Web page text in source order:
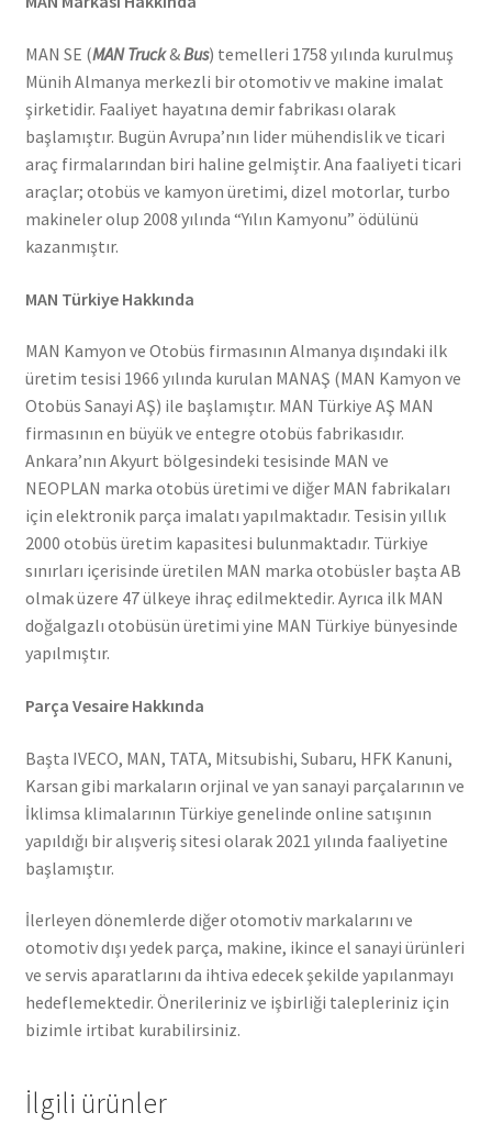
MAN SE (MAN Truck&Bus) temelleri 1758 yılında kurulmuş
Münih Almanya merkezli bir otomotiv ve makine imalat
şirketidir. Faaliyet hayatına demir fabrikası olarak
başlamıştır. Bugün Avrupa’nın lider mühendislik ve ticari
araç firmalarından biri haline gelmiştir. Ana faaliyeti ticari
araçlar; otobüs ve kamyon üretimi, dizel motorlar, turbo
makineler olup 2008 yılında “Yılın Kamyonu” ödülünü
kazanmıştır.
MAN Türkiye Hakkında
MAN Kamyon ve Otobüs firmasının Almanya dışındaki ilk
üretim tesisi 1966 yılında kurulan MANAŞ (MAN Kamyon ve
Otobüs Sanayi AŞ) ile başlamıştır. MAN Türkiye AŞ MAN
firmasının en büyük ve entegre otobüs fabrikasıdır.
Ankara’nın Akyurt bölgesindeki tesisinde MAN ve
NEOPLAN marka otobüs üretimi ve diğer MAN fabrikaları
için elektronik parça imalatı yapılmaktadır. Tesisin yıllık
2000 otobüs üretim kapasitesi bulunmaktadır. Türkiye
sınırları içerisinde üretilen MAN marka otobüsler başta AB
olmak üzere 47 ülkeye ihraç edilmektedir. Ayrıca ilk MAN
doğalgazlı otobüsün üretimi yine MAN Türkiye bünyesinde
yapılmıştır.
Parça Vesaire Hakkında
Başta IVECO, MAN, TATA, Mitsubishi, Subaru, HFK Kanuni,
Karsan gibi markaların orjinal ve yan sanayi parçalarının ve
İklimsa klimalarının Türkiye genelinde online satışının
yapıldığı bir alışveriş sitesi olarak 2021 yılında faaliyetine
başlamıştır.
İlerleyen dönemlerde diğer otomotiv markalarını ve
otomotiv dışı yedek parça, makine, ikince el sanayi ürünleri
ve servis aparatlarını da ihtiva edecek şekilde yapılanmayı
hedeflemektedir. Önerileriniz ve işbirliği talepleriniz için
bizimle irtibat kurabilirsiniz.
İlgili ürünler